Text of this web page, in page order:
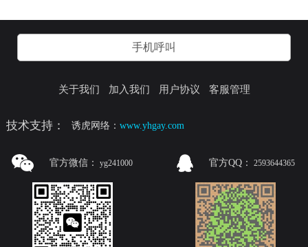
手机呼叫
关于我们 加入我们 用户协议 客服管理
技术支持： 诱虎网络：www.yhgay.com
官方微信： yg241000 官方QQ： 2593644365